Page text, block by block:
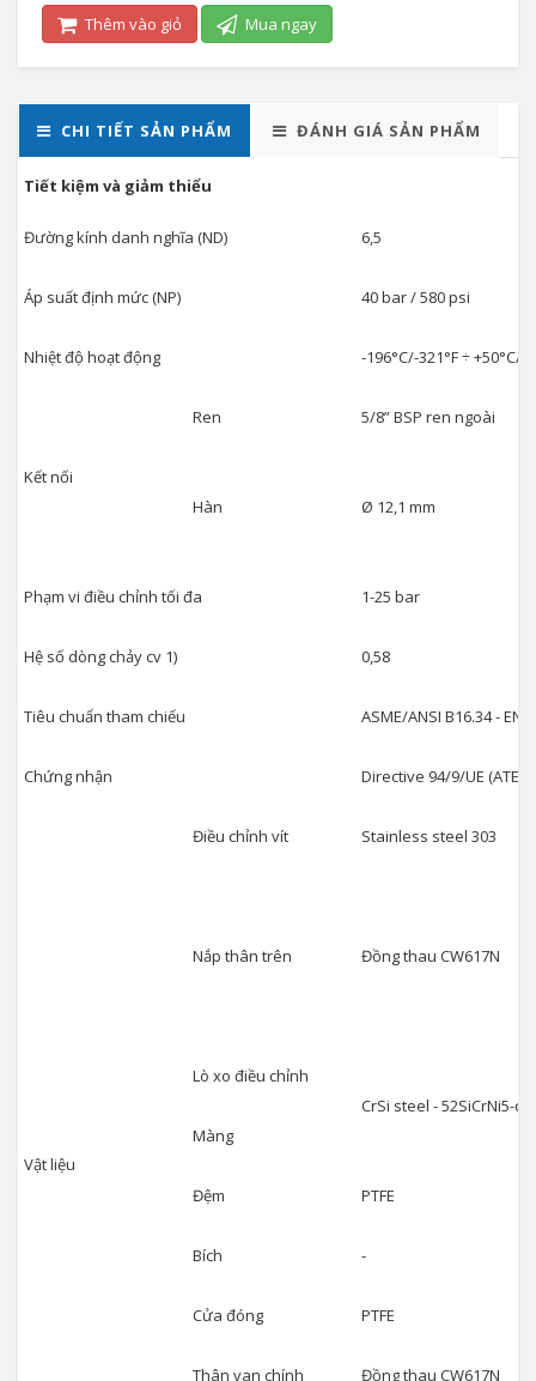
Thêm vào giỏ Mua ngay
CHI TIẾT SẢN PHẨM ĐÁNH GIÁ SẢN PHẨM
Tiết kiệm và giảm thiểu
Đường kính danh nghĩa (ND) 6,5
Áp suất định mức (NP) 40 bar / 580 psi
Nhiệt độ hoạt động -196°C/-321°F ÷ +50°C/
Kết nối
Ren 5/8” BSP ren ngoài
Hàn Ø 12,1 mm
Phạm vi điều chỉnh tối đa 1-25 bar
Hệ số dòng chảy cv 1) 0,58
Tiêu chuẩn tham chiếu ASME/ANSI B16.34 - EN
Chứng nhận Directive 94/9/UE (ATEX)
Vật liệu
Điều chỉnh vít Stainless steel 303
Nắp thân trên Đồng thau CW617N
Lò xo điều chỉnh
CrSi steel - 52SiCrNi5-
Màng
Đệm PTFE
Bích -
Cửa đóng PTFE
Thân van chính Đồng thau CW617N